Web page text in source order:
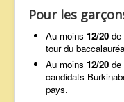
Pour les
Au moins 12/20 de
tour du
Au moins 12/20 de
candidats
pays.